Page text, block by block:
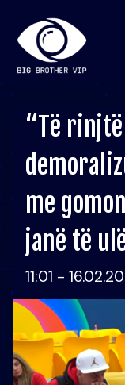
“Të
me
janë të
11:01 -